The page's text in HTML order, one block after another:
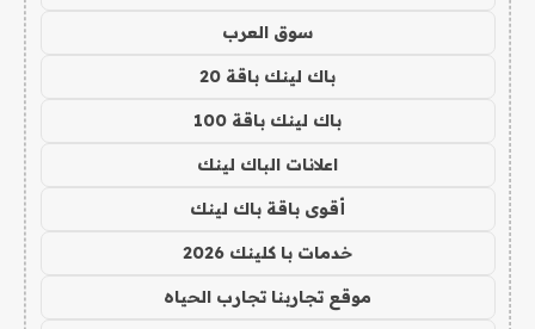
سوق العرب
باك لينك باقة 20
باك لينك باقة 100
اعلانات الباك لينك
أقوى باقة باك لينك
خدمات با كلينك 2026
موقع تجاربنا تجارب الحياه